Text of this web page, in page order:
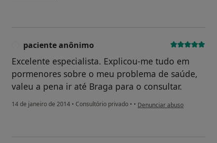
paciente anônimo
Excelente especialista. Explicou-me tudo em
pormenores sobre o meu problema de saúde,
valeu a pena ir até Braga para o consultar.
14 de janeiro de 2014 • Consultório privado • • na opinião do utilizador
Denunciar abuso